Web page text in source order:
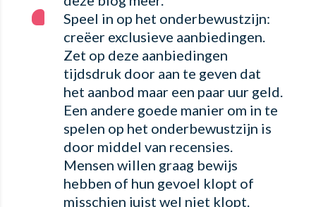
Speel in op het onderbewustzijn:
creëer exclusieve aanbiedingen.
Zet op deze aanbiedingen
tijdsdruk door aan te geven dat
het aanbod maar een paar uur geld.
Een andere goede manier om in te
spelen op het onderbewustzijn is
door middel van recensies.
Mensen willen graag bewijs
hebben of hun gevoel klopt of
misschien juist wel niet klopt.